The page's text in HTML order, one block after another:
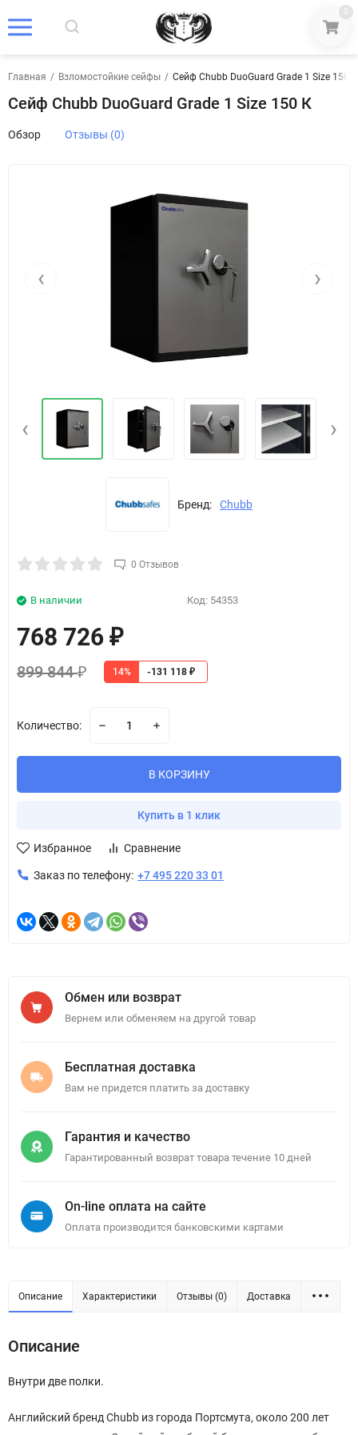
0
Главная / Взломостойкие сейфы / Сейф Chubb DuoGuard Grade 1 Size 150 К
Сейф Chubb DuoGuard Grade 1 Size 150 К
Обзор Отзывы (0)
‹ ›
‹ ›
Бренд: Chubb
0 Отзывов
В наличии Код: 54353
768 726 ₽
899 844₽ 14% -131 118 ₽
Количество:
В КОРЗИНУ
Купить в 1 клик
Избранное Сравнение
Заказ по телефону: +7 495 220 33 01
Обмен или возврат
Вернем или обменяем на другой товар
Бесплатная доставка
Вам не придется платить за доставку
Гарантия и качество
Гарантированный возврат товара течение 10 дней
On-line оплата на сайте
Оплата производится банковскими картами
Описание Характеристики Отзывы (0) Доставка
Описание
Внутри две полки.
Английский бренд Chubb из города Портсмута, около 200 лет